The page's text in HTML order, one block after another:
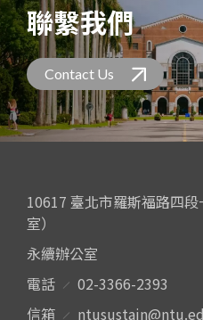
聯繫我們
Contact Us
10617 臺北市羅斯福路四
室）
永續辦公室
電話
02-3366-2393
信箱